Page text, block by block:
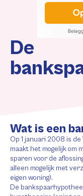
De
Wat is een
Op 1 januari 2008 is
maakt het mogelijk om
sparen voor de
alleen mogelijk met
eigen woning).
De